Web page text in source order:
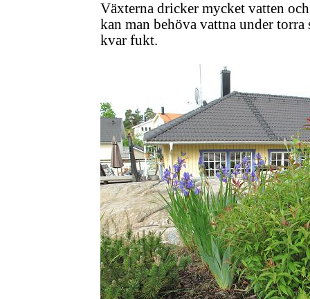
Växterna dricker mycket vatten
kan man behöva vattna under
kvar fukt.